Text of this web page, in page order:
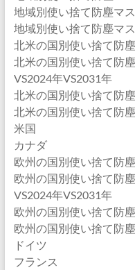
地域別使い捨て防塵マ
地域別使い捨て防塵マ
北米の国別使い捨て防
北米の国別使い捨て防
VS2024年VS2031年
北米の国別使い捨て防
北米の国別使い捨て防
米国
カナダ
欧州の国別使い捨て防
欧州の国別使い捨て防
VS2024年VS2031年
欧州の国別使い捨て防
欧州の国別使い捨て防
ドイツ
フランス